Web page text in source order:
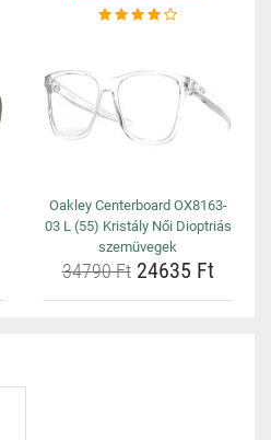
Oakley Centerboard OX8163-
03 L (55) Kristály Női Dioptriás
szemüvegek
34790 Ft24635 Ft